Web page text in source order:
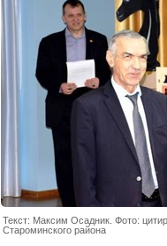
Текст: Максим Осадник. Фото:
Староминского района